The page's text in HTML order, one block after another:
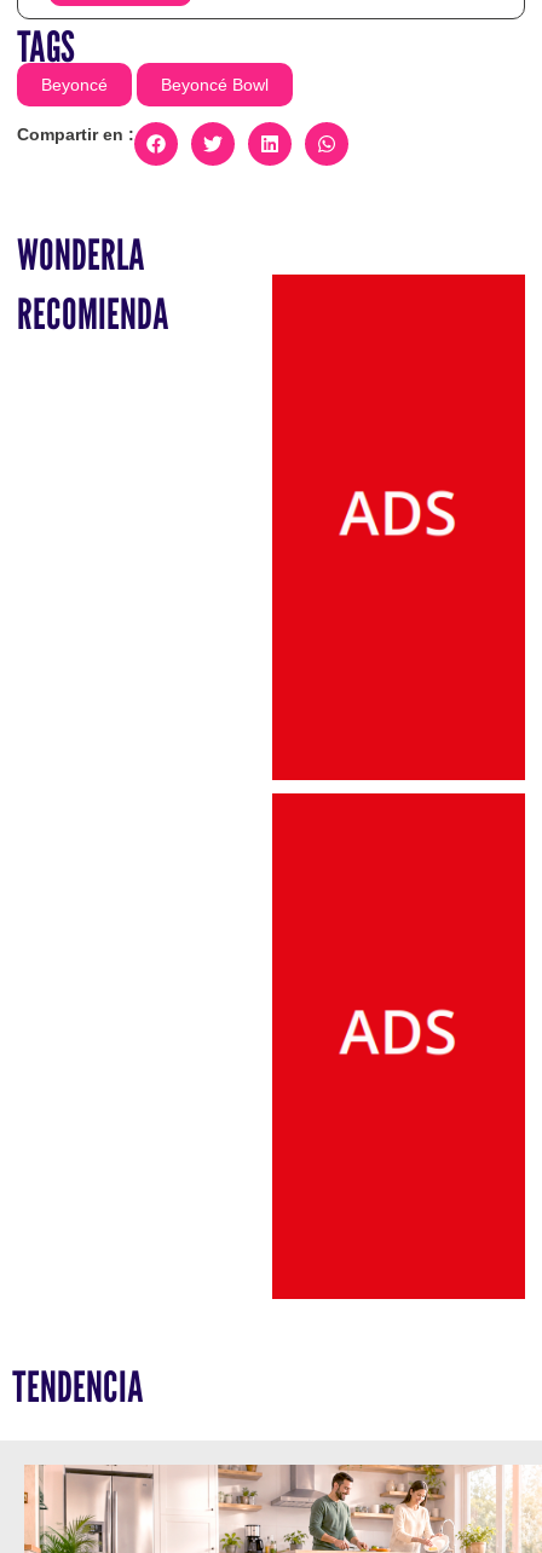
TAGS
Beyoncé Beyoncé Bowl
Compartir en :
WONDERLA
RECOMIENDA
TENDENCIA